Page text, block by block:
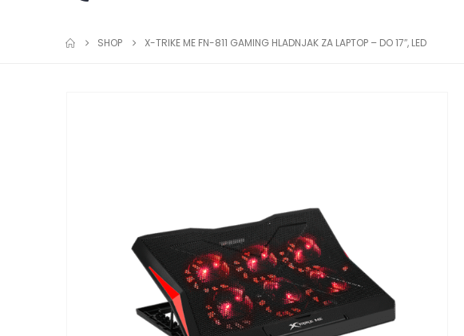
SHOP X-TRIKE ME FN-811 GAMING HLADNJAK ZA LAPTOP – DO 17″, LED